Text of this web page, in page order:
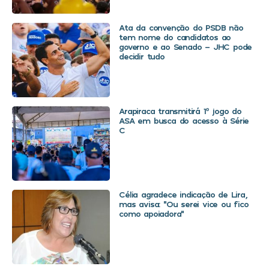
Ata da convenção do PSDB não
tem nome do candidatos ao
governo e ao Senado – JHC pode
decidir tudo
Arapiraca transmitirá 1º jogo do
ASA em busca do acesso à Série
C
Célia agradece indicação de Lira,
mas avisa: “Ou serei vice ou fico
como apoiadora”